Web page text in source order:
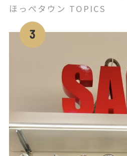
ほっぺタウン TOPICS